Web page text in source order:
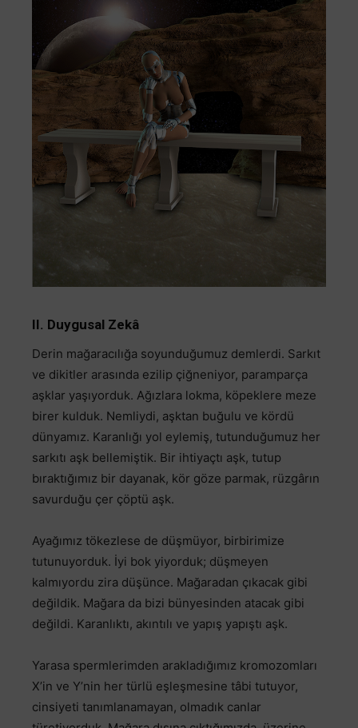
II. Duygusal Zekâ
Derin mağaracılığa soyunduğumuz demlerdi. Sarkıt
ve dikitler arasında ezilip çiğneniyor, paramparça
aşklar yaşıyorduk. Ağızlara lokma, köpeklere meze
birer kulduk. Nemliydi, aşktan buğulu ve kördü
dünyamız. Karanlığı yol eylemiş, tutunduğumuz her
sarkıtı aşk bellemiştik. Bir ihtiyaçtı aşk, tutup
bıraktığımız bir dayanak, kör göze parmak, rüzgârın
savurduğu çer çöptü aşk.
Ayağımız tökezlese de düşmüyor, birbirimize
tutunuyorduk. İyi bok yiyorduk; düşmeyen
kalmıyordu zira düşünce. Mağaradan çıkacak gibi
değildik. Mağara da bizi bünyesinden atacak gibi
değildi. Karanlıktı, akıntılı ve yapış yapıştı aşk.
Yarasa spermlerimden arakladığımız kromozomları
X’in ve Y’nin her türlü eşleşmesine tâbi tutuyor,
cinsiyeti tanımlanamayan, olmadık canlar